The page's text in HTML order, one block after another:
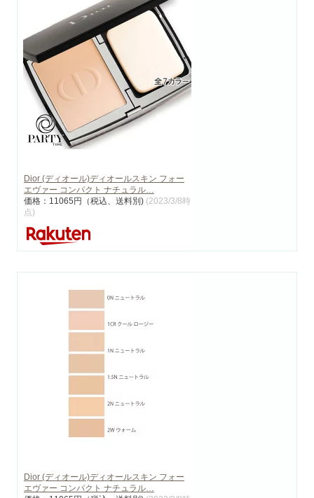
Dior (ディオール)ディオールスキン フォー
エヴァー コンパクト ナチュラル…
価格：11065円（税込、送料別) (2023/3/8時
点)
Dior (ディオール)ディオールスキン フォー
エヴァー コンパクト ナチュラル…